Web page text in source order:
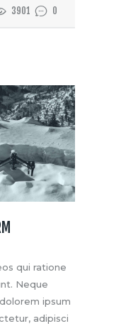
3901 0
qui ratione
Neque
ipsum
adipisci